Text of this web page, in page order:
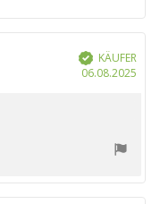
Verifiziert
KÄUFER
06.08.2025